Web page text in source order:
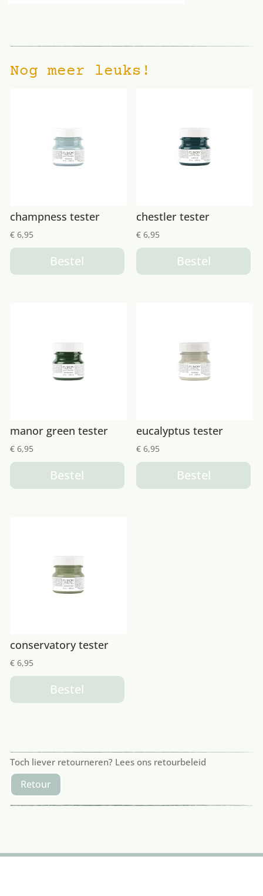
Nog meer leuks!
champness tester
€6,95
Bestel
chestler tester
€ 6,95
Bestel
manor green tester
€6,95
Bestel
eucalyptus tester
€ 6,95
Bestel
conservatory tester
€6,95
Bestel
Toch liever retourneren? Lees ons retourbeleid
Retour